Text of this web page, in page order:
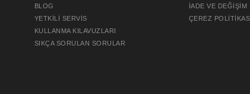
BLOG
YETKİLİ SERVİS
KULLANMA KILAVUZLARI
SIKÇA SORULAN SORULAR
İADE VE DEĞİŞİM
ÇEREZ